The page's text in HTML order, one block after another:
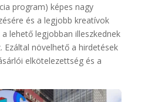
program) képes nagy
és a legjobb kreatívok
lehető legjobban illeszkednek
Ezáltal növelhető a hirdetések
elkötelezettség és a